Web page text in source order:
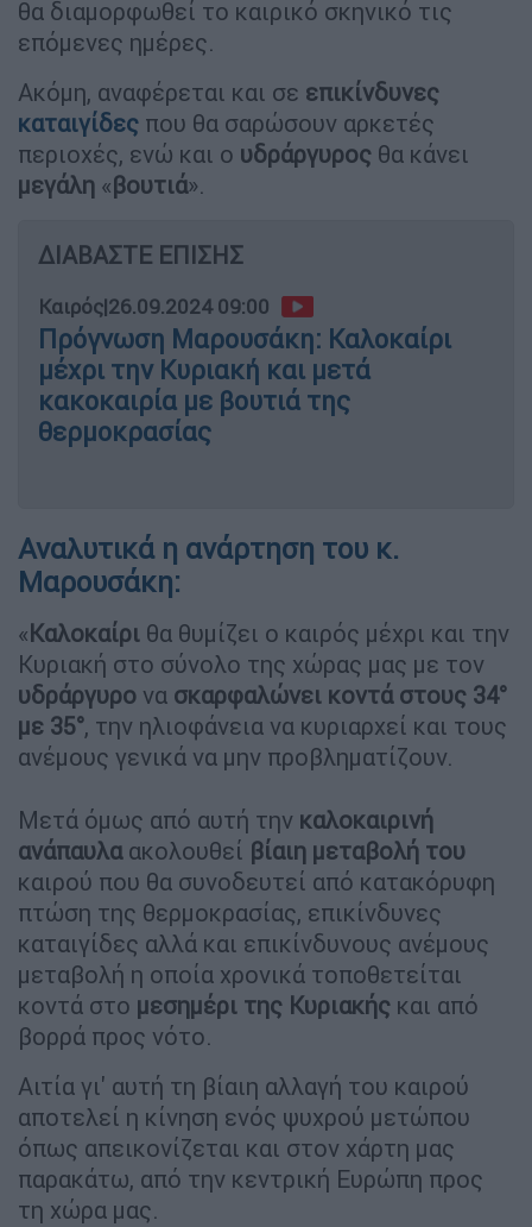
θα διαμορφωθεί το καιρικό σκηνικό τις
επόμενες ημέρες.
Ακόμη, αναφέρεται και σε επικίνδυνες
καταιγίδες που θα σαρώσουν αρκετές
περιοχές, ενώ και ο υδράργυρος θα κάνει
μεγάλη «βουτιά».
ΔΙΑΒΑΣΤΕ ΕΠΙΣΗΣ
Καιρός|26.09.2024 09:00
Πρόγνωση Μαρουσάκη: Καλοκαίρι
μέχρι την Κυριακή και μετά
κακοκαιρία με βουτιά της
θερμοκρασίας
Αναλυτικά η ανάρτηση του κ.
Μαρουσάκη:
«Καλοκαίρι θα θυμίζει ο καιρός μέχρι και την
Κυριακή στο σύνολο της χώρας μας με τον
υδράργυρο να σκαρφαλώνει κοντά στους 34°
με 35°, την ηλιοφάνεια να κυριαρχεί και τους
ανέμους γενικά να μην προβληματίζουν.
Μετά όμως από αυτή την καλοκαιρινή
ανάπαυλαακολουθεί βίαιη μεταβολή του
καιρού που θα συνοδευτεί από κατακόρυφη
πτώση της θερμοκρασίας, επικίνδυνες
καταιγίδες αλλά και επικίνδυνους ανέμους
μεταβολή η οποία χρονικά τοποθετείται
κοντά στο μεσημέρι της Κυριακής και από
βορρά προς νότο.
Αιτία γι' αυτή τη βίαιη αλλαγή του καιρού
αποτελεί η κίνηση ενός ψυχρού μετώπου
όπως απεικονίζεται και στον χάρτη μας
παρακάτω, από την κεντρική Ευρώπη προς
τη χώρα μας.